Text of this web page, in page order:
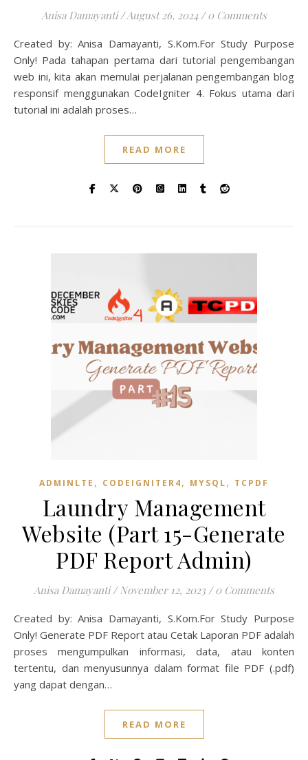
Anisa Damayanti /August 26, 2024 / 0 Comments
Created by: Anisa Damayanti, S.Kom.For Study Purpose
Only! Pada tahapan pertama dari tutorial pengembangan
web ini, kita akan memulai perjalanan pengembangan blog
responsif menggunakan CodeIgniter 4. Fokus utama dari
tutorial ini adalah proses…
READ MORE
ADMINLTE , CODEIGNITER4, MYSQL, TCPDF
Laundry Management
Website (Part 15-Generate
PDF Report Admin)
Anisa Damayanti / November 12, 2023 / 0 Comments
Created by: Anisa Damayanti, S.Kom.For Study Purpose
Only! Generate PDF Report atau Cetak Laporan PDF adalah
proses mengumpulkan informasi, data, atau konten
tertentu, dan menyusunnya dalam format file PDF (.pdf)
yang dapat dengan…
READ MORE